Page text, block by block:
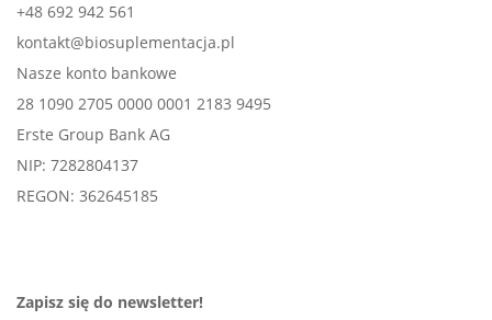
+48 692 942 561
kontakt@biosuplementacja.pl
Nasze konto bankowe
28 1090 2705 0000 0001 2183 9495
Erste Group Bank AG
NIP: 7282804137
REGON: 362645185
Zapisz się do newsletter!